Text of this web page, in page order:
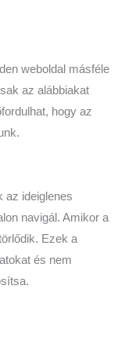
weboldal másféle
az alábbiakat
hogy az
az ideiglenes
navigál. Amikor a
Ezek a
és nem